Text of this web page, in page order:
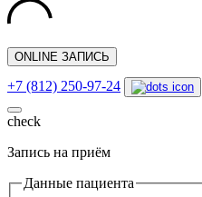
ONLINE ЗАПИСЬ
+7 (812) 250-97-24
check
Запись на приём
Данные пациента